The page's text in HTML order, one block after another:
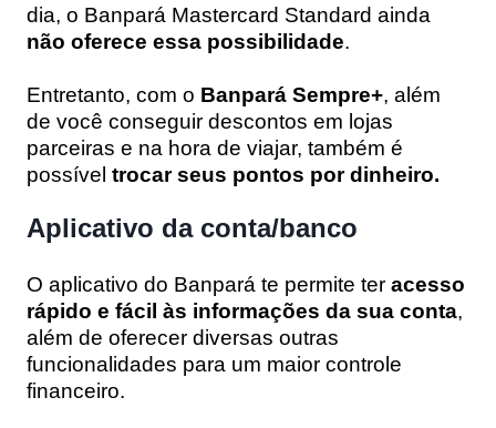
dia, o Banpará Mastercard Standard ainda
não oferece essa possibilidade.
Entretanto, com o Banpará Sempre+, além
de você conseguir descontos em lojas
parceiras e na hora de viajar, também é
possível trocar seus pontos por dinheiro.
Aplicativo da conta/banco
O aplicativo do Banpará te permite ter acesso
rápido e fácil às informações da sua conta,
além de oferecer diversas outras
funcionalidades para um maior controle
financeiro.